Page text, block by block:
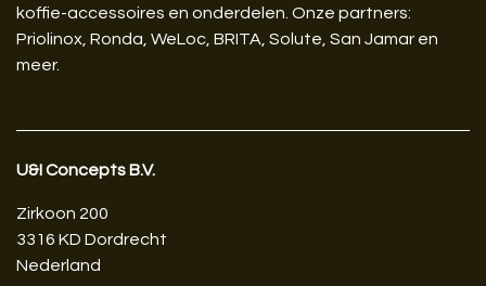
koffie-accessoires en onderdelen. Onze partners:
Priolinox, Ronda, WeLoc, BRITA, Solute, San Jamar en
meer.
U&I Concepts B.V.​
Zirkoon 200
3316 KD Dordrecht
Nederland